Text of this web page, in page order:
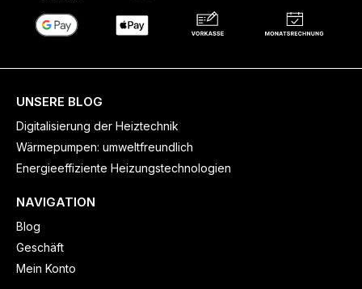
UNSERE BLOG
Digitalisierung der Heiztechnik
Wärmepumpen: umweltfreundlich
Energieeffiziente Heizungstechnologien
NAVIGATION
Blog
Geschäft
Mein Konto